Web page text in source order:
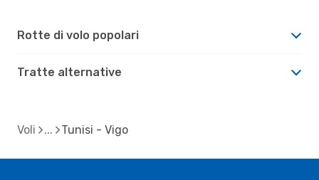
Rotte di volo popolari
Tratte alternative
Voli Tunisi - Vigo